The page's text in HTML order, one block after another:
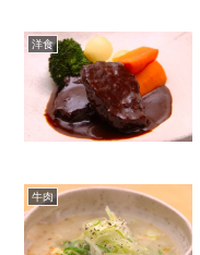
洋食
牛肉